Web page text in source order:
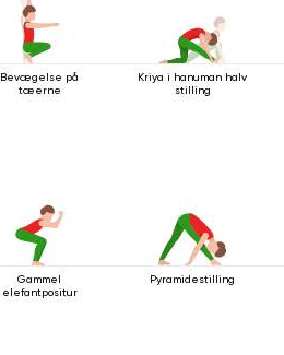
Bevægelse på
tæerne
Kriya i hanuman halv
stilling
Gammel
elefantpositur
Pyramidestilling